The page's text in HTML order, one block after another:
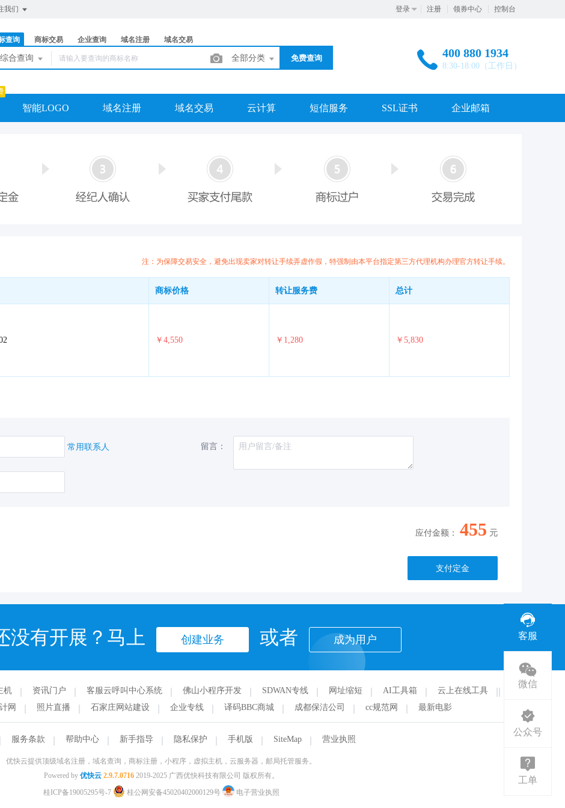
我们 登录 注册 领券中心 控制台
查询 商标交易 企业查询 域名注册 域名交易
综合查询 全部分类 免费查询 400 880 1934
8:30-18:00（工作日）
智能LOGO 域名注册 域名交易 云计算 短信服务 SSL证书 企业邮箱
注：为保障交易安全，避免出现卖家对转让手续弄虚作假，特强制由本平台指定第三方代理机构办理官方转让手续。
商标价格 转让服务费 总计
￥4,550 ￥1,280 ￥5,830
常用联系人 留言：
应付金额： 455 元
支付定金
没有开展？马上 创建业务 或者 成为用户
机 资讯门户 客服云呼叫中心系统 佛山小程序开发 SDWAN专线 网址缩短 AI工具箱 云上在线工具
网 照片直播 石家庄网站建设 企业专线 译码BBC商城 成都保洁公司 cc规范网 最新电影
服务条款 帮助中心 新手指导 隐私保护 手机版 SiteMap 营业执照
优快云提供顶级域名注册，域名查询，商标注册，小程序，虚拟主机，云服务器，邮局托管服务。
Powered by 优快云 2.9.7.07162019-2025 广西优快科技有限公司 版权所有。
桂ICP备19005295号-7
桂公网安备45020402000129号 电子营业执照
客服
微信
公众号
工单